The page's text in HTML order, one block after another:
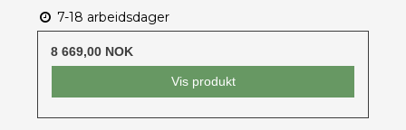
7-18 arbeidsdager
8 669,00 NOK
Vis produkt